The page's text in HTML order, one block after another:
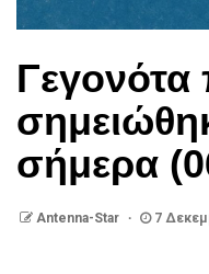
Γεγονότα
σήμερα
Antenna-Star 7